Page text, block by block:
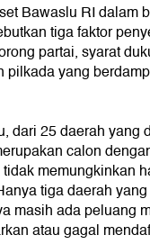
Bawaslu RI dalam
tiga faktor
partai, syarat
pilkada yang
dari 25 daerah yang
calon
memungkinkan
tiga daerah
masih ada peluang
atau gagal